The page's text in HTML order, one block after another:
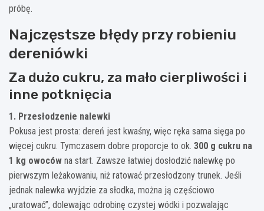
próbę.
Najczęstsze błędy przy robieniu
dereniówki
Za dużo cukru, za mało cierpliwości i
inne potknięcia
1. Przesłodzenie nalewki
Pokusa jest prosta: dereń jest kwaśny, więc ręka sama sięga po
więcej cukru. Tymczasem dobre proporcje to ok. 300 g cukru na
1 kg owoców na start. Zawsze łatwiej dosłodzić nalewkę po
pierwszym leżakowaniu, niż ratować przesłodzony trunek. Jeśli
jednak nalewka wyjdzie za słodka, można ją częściowo
„uratować”, dolewając odrobinę czystej wódki i pozwalając